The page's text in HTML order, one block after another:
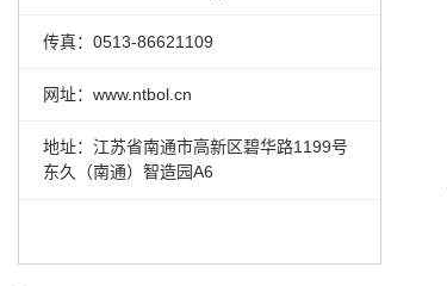
传真：0513-86621109
网址：www.ntbol.cn
地址：江苏省南通市高新区碧华路1199号
东久（南通）智造园A6